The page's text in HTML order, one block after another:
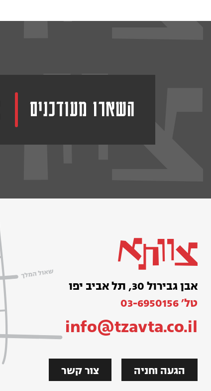
השארו מעודכנים
אבן גבירול 30, תל אביב יפו
טל׳ 03-6950156
info@tzavta.co.il
צור קשר הגעה וחניה